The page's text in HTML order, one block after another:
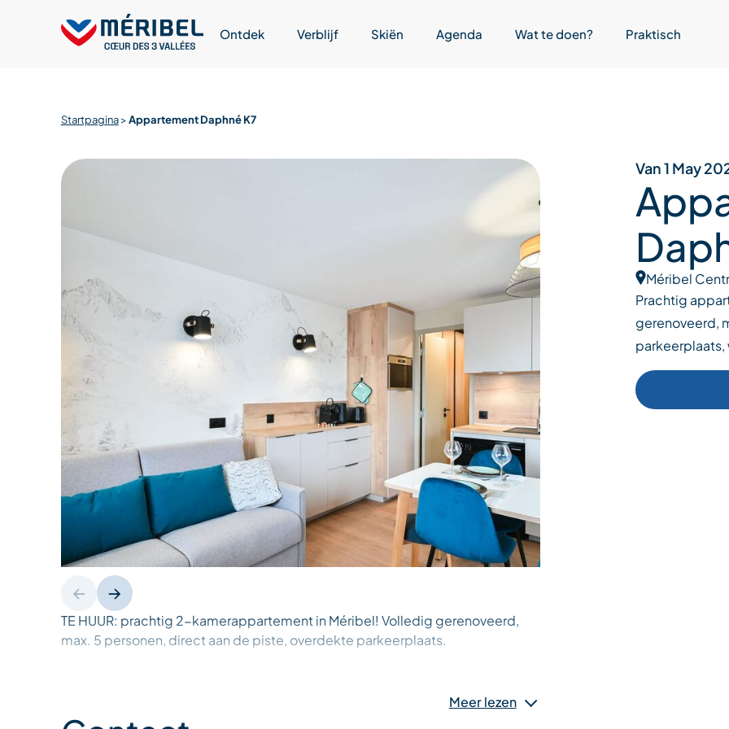
Ontdek Verblijf Skiën Agenda Wat te doen? Praktisch
Startpagina>Appartement Daphné K7
TE HUUR: prachtig 2-kamerappartement in Méribel! Volledig gerenoveerd,
max. 5 personen, direct aan de piste, overdekte parkeerplaats.
pistes ligt op slechts 50 meter van de residentie! U heeft geen auto of
pendelbus nodig om ’s ochtends naar de pistes te gaan of ’s avonds terug te
Meer lezen
Van 1 May
Méribel
Prachtig
gerenoveerd,
parkeerplaats,